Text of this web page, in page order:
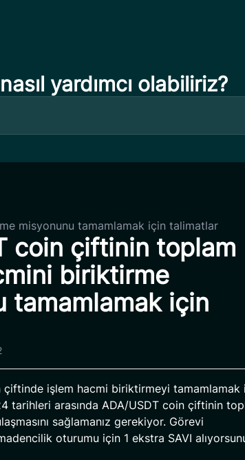
yardımcı olabiliriz?
misyonunu tamamlamak için talimatlar
coin çiftinin toplam
biriktirme
tamamlamak için
çiftinde işlem hacmi biriktirmeyi tamamlamak
tarihleri arasında ADA/USDT coin çiftinin
sağlamanız gerekiyor. Görevi
oturumu için 1 ekstra SAVI